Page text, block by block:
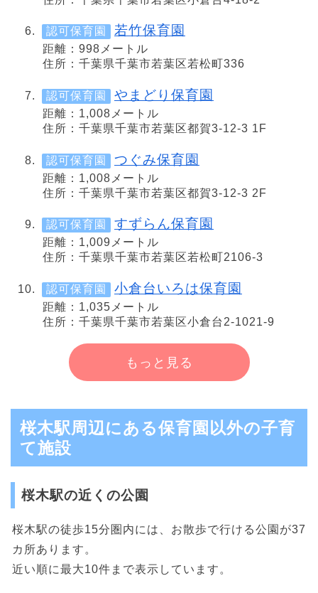
認可保育園 若竹保育園
距離：998メートル
住所：千葉県千葉市若葉区若松町336
認可保育園 やまどり保育園
距離：1,008メートル
住所：千葉県千葉市若葉区都賀3-12-3 1F
認可保育園 つぐみ保育園
距離：1,008メートル
住所：千葉県千葉市若葉区都賀3-12-3 2F
認可保育園 すずらん保育園
距離：1,009メートル
住所：千葉県千葉市若葉区若松町2106-3
認可保育園 小倉台いろは保育園
距離：1,035メートル
住所：千葉県千葉市若葉区小倉台2-1021-9
もっと見る
桜木駅周辺にある保育園以外の子育
て施設
桜木駅の近くの公園
桜木駅の徒歩15分圏内には、お散歩で行ける公園が37
カ所あります。
近い順に最大10件まで表示しています。